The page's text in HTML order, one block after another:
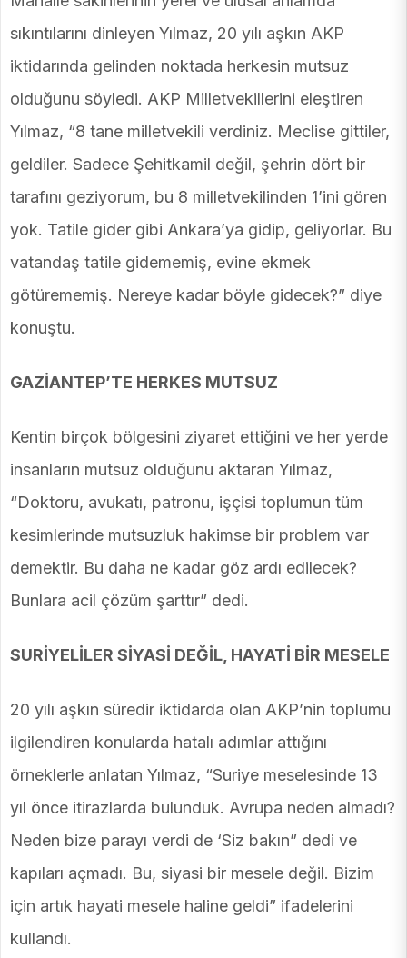
sıkıntılarını dinleyen Yılmaz, 20 yılı aşkın AKP
iktidarında gelinden noktada herkesin mutsuz
olduğunu söyledi. AKP Milletvekillerini eleştiren
Yılmaz, “8 tane milletvekili verdiniz. Meclise gittiler,
geldiler. Sadece Şehitkamil değil, şehrin dört bir
tarafını geziyorum, bu 8 milletvekilinden 1’ini gören
yok. Tatile gider gibi Ankara’ya gidip, geliyorlar. Bu
vatandaş tatile gidememiş, evine ekmek
götürememiş. Nereye kadar böyle gidecek?” diye
konuştu.
GAZİANTEP’TE HERKES MUTSUZ
Kentin birçok bölgesini ziyaret ettiğini ve her yerde
insanların mutsuz olduğunu aktaran Yılmaz,
“Doktoru, avukatı, patronu, işçisi toplumun tüm
kesimlerinde mutsuzluk hakimse bir problem var
demektir. Bu daha ne kadar göz ardı edilecek?
Bunlara acil çözüm şarttır” dedi.
SURİYELİLER SİYASİ DEĞİL, HAYATİ BİR MESELE
20 yılı aşkın süredir iktidarda olan AKP’nin toplumu
ilgilendiren konularda hatalı adımlar attığını
örneklerle anlatan Yılmaz, “Suriye meselesinde 13
yıl önce itirazlarda bulunduk. Avrupa neden almadı?
Neden bize parayı verdi de ‘Siz bakın” dedi ve
kapıları açmadı. Bu, siyasi bir mesele değil. Bizim
için artık hayati mesele haline geldi” ifadelerini
kullandı.